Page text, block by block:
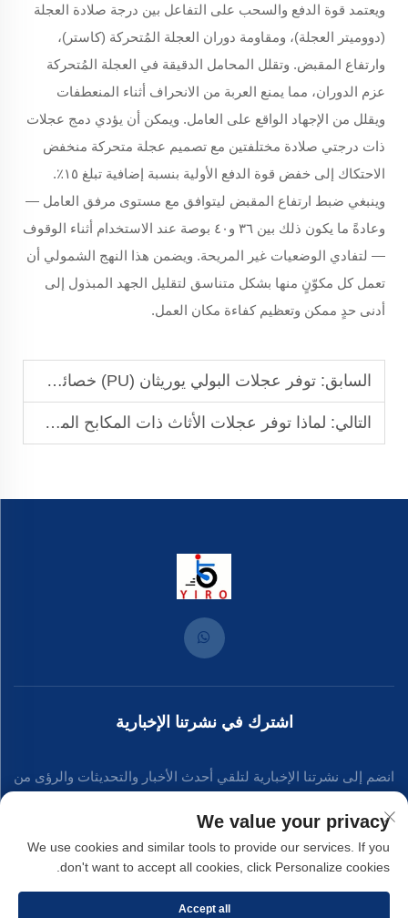
ويعتمد قوة الدفع والسحب على التفاعل بين درجة صلادة العجلة
(دووميتر العجلة)، ومقاومة دوران العجلة المُتحركة (كاستر)،
وارتفاع المقبض. وتقلل المحامل الدقيقة في العجلة المُتحركة
عزم الدوران، مما يمنع العربة من الانحراف أثناء المنعطفات
ويقلل من الإجهاد الواقع على العامل. ويمكن أن يؤدي دمج عجلات
ذات درجتي صلادة مختلفتين مع تصميم عجلة متحركة منخفض
الاحتكاك إلى خفض قوة الدفع الأولية بنسبة إضافية تبلغ ١٥٪.
وينبغي ضبط ارتفاع المقبض ليتوافق مع مستوى مرفق العامل —
وعادةً ما يكون ذلك بين ٣٦ و٤٠ بوصة عند الاستخدام أثناء الوقوف
— لتفادي الوضعيات غير المريحة. ويضمن هذا النهج الشمولي أن
تعمل كل مكوّنٍ منها بشكل متناسق لتقليل الجهد المبذول إلى
أدنى حدٍ ممكن وتعظيم كفاءة مكان العمل.
السابق: توفر عجلات البولي يوريثان (PU) خصائص ممتازة بعدم ترك آثار، مما يجعلها مثالية لحماية أرضيات الفينيل واللامينيت الحساسة.
التالي: لماذا توفر عجلات الأثاث ذات المكابح المزدوجة قفلًا أفضل للسلامة في محطات العمل القابلة للحركة؟
اشترك في نشرتنا الإخبارية
انضم إلى نشرتنا الإخبارية لتلقي أحدث الأخبار والتحديثات والرؤى من
اشترك
We value your privacy
We use cookies and similar tools to provide our services. If you
don't want to accept all cookies, click Personalize cookies.
Accept all